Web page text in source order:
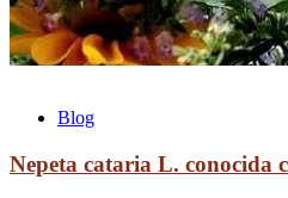
Blog
Nepeta cataria L. conocida